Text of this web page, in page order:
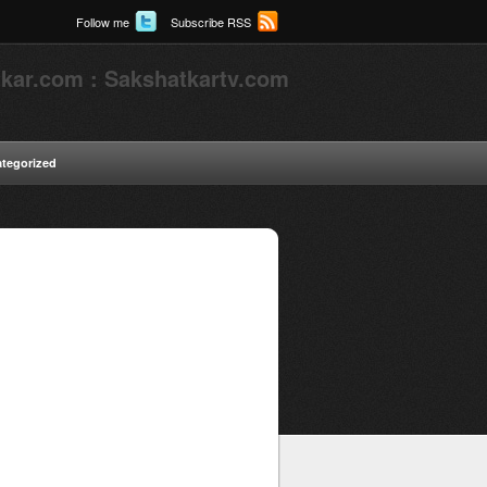
Follow me Subscribe RSS
: Sakshatkartv.com